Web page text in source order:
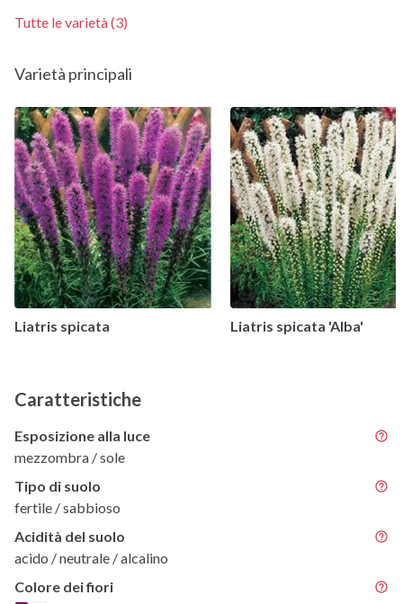
Tutte le varietà (3)
Varietà principali
Liatris spicata Liatris spicata 'Alba'
Caratteristiche
Esposizione alla luce
mezzombra / sole
Tipo di suolo
fertile / sabbioso
Acidità del suolo
acido / neutrale / alcalino
Colore dei fiori